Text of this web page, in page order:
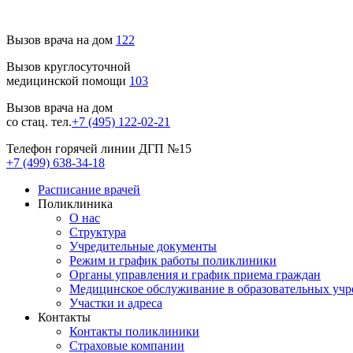
Вызов врача на дом 122
Вызов круглосуточной
медицинской помощи 103
Вызов врача на дом
со стац. тел.+7 (495) 122-02-21
Телефон горячей линии ДГП №15
+7 (499) 638-34-18
Расписание врачей
Поликлиника
О нас
Структура
Учредительные документы
Режим и график работы поликлиники
Органы управления и график приема граждан
Медицинское обслуживание в образовательных
Участки и адреса
Контакты
Контакты поликлиники
Страховые компании